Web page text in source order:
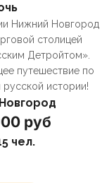
Нижний Новгород
столицей
Детройтом».
путешествие по
истории!
руб
чел.